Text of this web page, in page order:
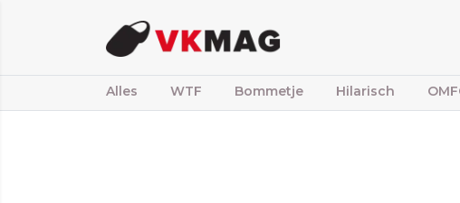
Alles WTF Bommetje Hilarisch